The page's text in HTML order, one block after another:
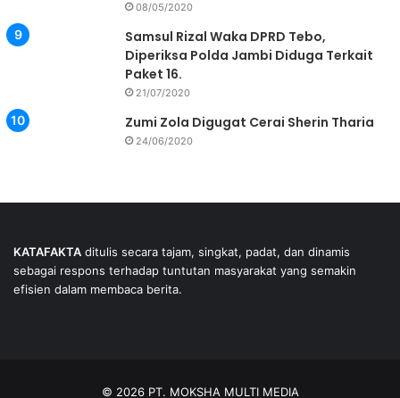
08/05/2020
Samsul Rizal Waka DPRD Tebo,
Diperiksa Polda Jambi Diduga Terkait
Paket 16.
21/07/2020
Zumi Zola Digugat Cerai Sherin Tharia
24/06/2020
KATAFAKTA ditulis secara tajam, singkat, padat, dan dinamis
sebagai respons terhadap tuntutan masyarakat yang semakin
efisien dalam membaca berita.
© 2026 PT. MOKSHA MULTI MEDIA